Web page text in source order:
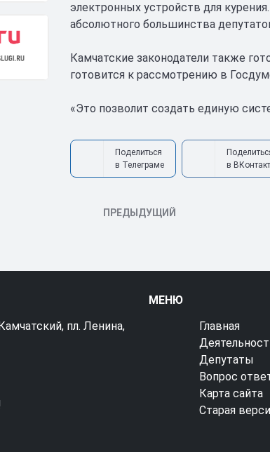
электронных устройств для
абсолютного большинства
Камчатские законодатели также
готовится к рассмотрению в
«Это позволит создать единую
Поделиться
в Телеграме
в
ПРЕДЫДУЩИЙ
пл. Ленина,
МЕНЮ
Главная
Депутаты
Вопрос
Карта сайта
Старая